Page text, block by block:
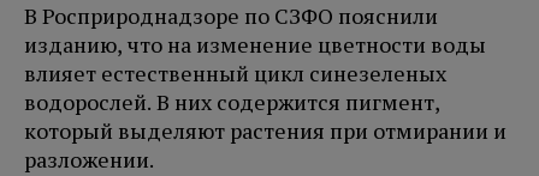
В Росприроднадзоре по СЗФО пояснили
изданию, что на изменение цветности воды
влияет естественный цикл синезеленых
водорослей. В них содержится пигмент,
который выделяют растения при отмирании и
разложении.